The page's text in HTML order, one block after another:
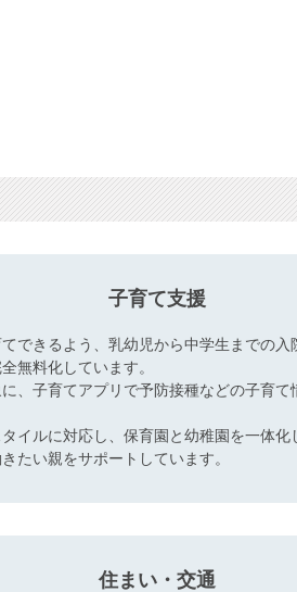
子育て支援
できるよう、乳幼児から中学生までの入
無料化しています。
、子育てアプリで予防接種などの子育て
イルに対応し、保育園と幼稚園を一体化
たい親をサポートしています。
住まい・交通